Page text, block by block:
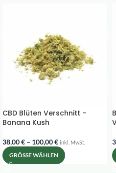
CBD Blüten Verschnitt –
Banana Kush
38,00€ – 100,00€ inkl. MwSt.
GRÖSSE WÄHLEN